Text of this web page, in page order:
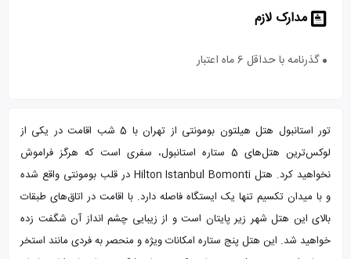
مدارک لازم
گذرنامه با حداقل 6 ماه اعتبار
تور استانبول هتل هیلتون بومونتی از تهران با 5 شب اقامت در یکی از
لوکس‌ترین هتل‌های 5 ستاره استانبول، سفری است که هرگز فراموش
نخواهید کرد. هتل Hilton Istanbul Bomonti در قلب بومونتی واقع شده
و با میدان تکسیم تنها یک ایستگاه فاصله دارد. با اقامت در اتاق‌های طبقات
بالای این هتل شهر زیر پایتان است و از زیبایی چشم انداز آن شگفت زده
خواهید شد. این هتل پنج ستاره امکانات ویژه و منحصر به فردی مانند استخر